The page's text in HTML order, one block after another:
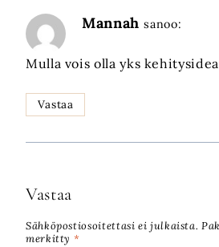
Mannah sanoo:
Mulla vois olla yks
Vastaa
Vastaa
Sähköpostiosoitettasi ei julkaista.
merkitty *